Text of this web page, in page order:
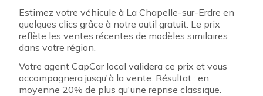
Estimez votre véhicule à La Chapelle-sur-Erdre en
quelques clics grâce à notre outil gratuit. Le prix
reflète les ventes récentes de modèles similaires
dans votre région.
Votre agent CapCar local validera ce prix et vous
accompagnera jusqu'à la vente. Résultat : en
moyenne 20% de plus qu'une reprise classique.